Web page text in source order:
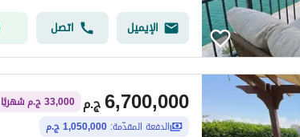
الإيميل اتصل
ج.م6,700,000
33,000 ج.م شهريًا / 6 سنوات
الدفعة المقدّمة: 1,050,000 ج.م